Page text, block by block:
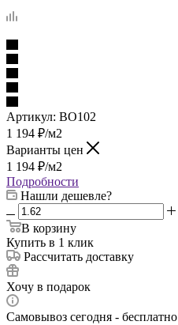
Артикул: BO102
1 194 ₽/м2
Варианты цен
1 194 ₽/м2
Подробности
Нашли дешевле?
В корзину
Купить в 1 клик
Рассчитать доставку
Хочу в подарок
Самовывоз сегодня - бесплатно